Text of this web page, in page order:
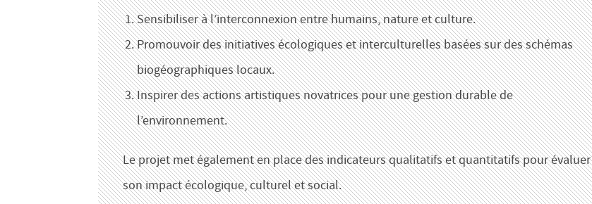
Sensibiliser à l’interconnexion entre humains, nature et culture.
Promouvoir des initiatives écologiques et interculturelles basées sur des schémas
biogéographiques locaux.
Inspirer des actions artistiques novatrices pour une gestion durable de
l’environnement.
Le projet met également en place des indicateurs qualitatifs et quantitatifs pour évaluer
son impact écologique, culturel et social.